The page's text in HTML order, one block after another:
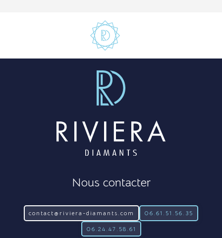
Nous contacter
contact@riviera-diamants.com 06.61.51.56.35
06.24.47.58.61